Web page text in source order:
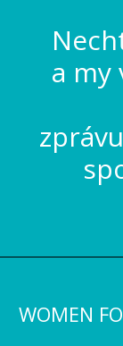
a my
WOMEN